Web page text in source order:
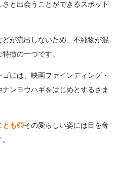
と出会うことができるスポット
が流出しないため、不純物が混
徴の一つです。
には、映画ファインディング・
ンヨウハギをはじめとするさま
とも◎その愛らしい姿には目を奪